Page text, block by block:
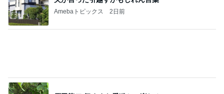
Amebaトピックス 2日前
原田龍二 気ままな愛猫との楽しみ